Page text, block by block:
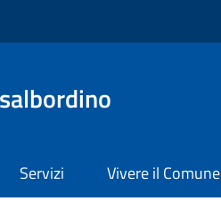
Servizi Vivere il Comune